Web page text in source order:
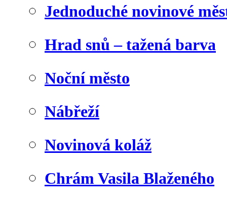
Jednoduché novinové
Hrad snů – tažená barva
Noční město
Nábřeží
Novinová koláž
Chrám Vasila Blaženého